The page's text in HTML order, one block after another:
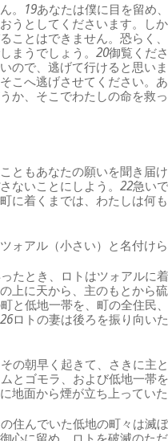
。 19あなたは僕に目を留め
うとしてくださいます。し
ことはできません。恐らく
まうでしょう。20御覧くだ
ので、逃げて行けると思い
こへ逃げさせてください。
か、そこでわたしの命を救
こともあなたの願いを聞き届
ないことにしよう。22急い
に着くまでは、わたしは何
ォアル（小さい）と名付けら
たとき、ロトはツォアルに
上に天から、主のもとから
と低地一帯を、町の全住民
26ロトの妻は後ろを振り向い
の朝早く起きて、さきに主
とゴモラ、および低地一帯
地面から煙が立ち上っていた
住んでいた低地の町々は滅ぼ